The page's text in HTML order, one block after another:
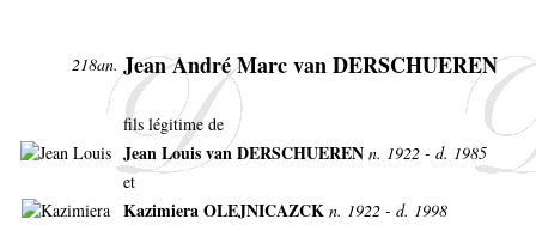
218an. Jean André Marc van DERSCHUEREN
fils légitime de
Jean Louis van DERSCHUEREN n. 1922 - d. 1985
et
Kazimiera OLEJNICAZCK n. 1922 - d. 1998